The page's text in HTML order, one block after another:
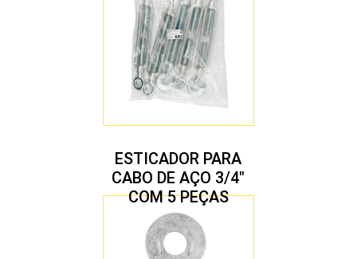
ESTICADOR PARA
CABO DE AÇO 3/4″
COM 5 PEÇAS